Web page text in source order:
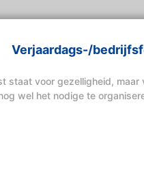
Verjaardags-/
staat voor gezelligheid, maar
wel het nodige te